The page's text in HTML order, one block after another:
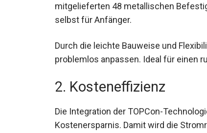
mitgelieferten 48 metallischen
selbst für Anfänger.
Durch die leichte Bauweise und
problemlos anpassen. Ideal für einen
2. Kosteneffizienz
Die Integration der TOPCon-
Kostenersparnis. Damit wird die